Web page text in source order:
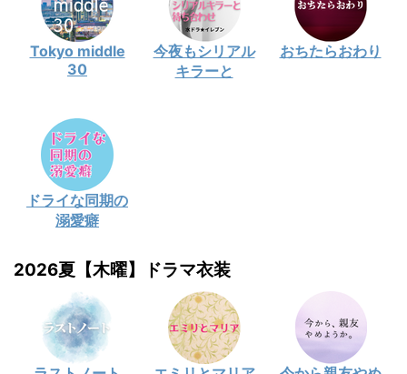
Tokyo middle
30
今夜もシリアル
キラーと
おちたらおわり
ドライな同期の
溺愛癖
2026夏【木曜】ドラマ衣装